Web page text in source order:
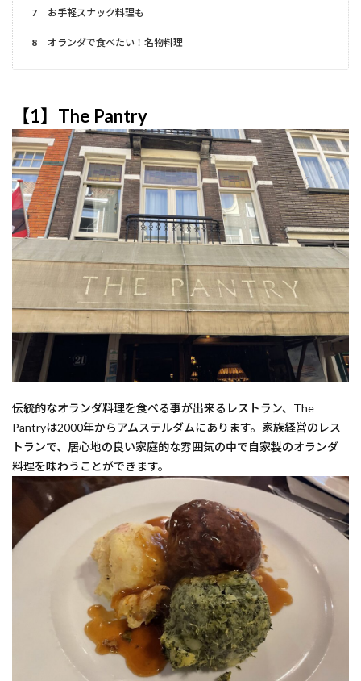
7 お手軽スナック料理も
8 オランダで食べたい！名物料理
【1】The Pantry
伝統的なオランダ料理を食べる事が出来るレストラン、The
Pantryは2000年からアムステルダムにあります。家族経営のレス
トランで、居心地の良い家庭的な雰囲気の中で自家製のオランダ
料理を味わうことができます。